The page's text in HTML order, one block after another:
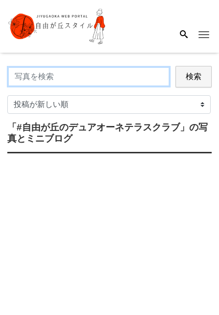
検索
「#自由が丘のデュアオーネテラスクラブ」 の写
真とミニブログ